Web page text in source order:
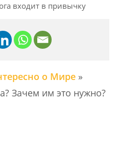
входит в привычку
о Мире »
Зачем им это нужно?